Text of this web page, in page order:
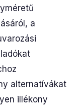
a
alternatívákat
illékony